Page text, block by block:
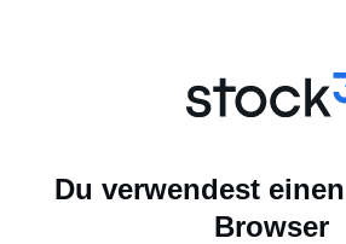
Du verwendest
Browser